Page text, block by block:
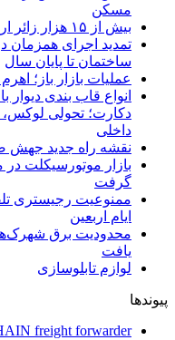
مسکن
بیش از ۱۵ هزار زائر اربعین به البرز بازگشتند
ساختمان تا پایان سال
عملیات بازار باز؛
انواع قاب بندی
دکارت؛ تحولی
داخلی
نقشه راه جدید جهش
بازار موتورسیکلت
گرفت
ممنوعیت رجیستری
ایام اربعین
محدودیت برق
یافت
لوازم تابلوسازی
پیوندها
freight forwarder